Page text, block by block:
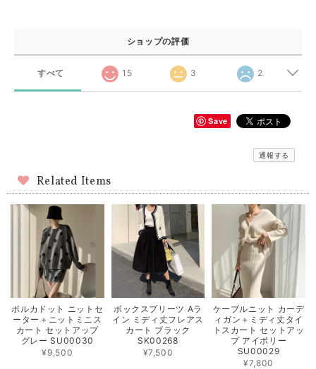
ショップの評価
すべて 15 3 2
Save
通報する
Related Items
ポルカドット ニットセ
ーター＋ニットミニス
カート セットアップ
グレー SU00030
¥9,500
ボックスプリーツ Aラ
イン ミディ丈フレアス
カート ブラック
SK00268
¥7,500
ケーブルニット カーデ
ィガン＋ミディ丈タイ
トスカート セットアッ
プ アイボリー
SU00029
¥7,800